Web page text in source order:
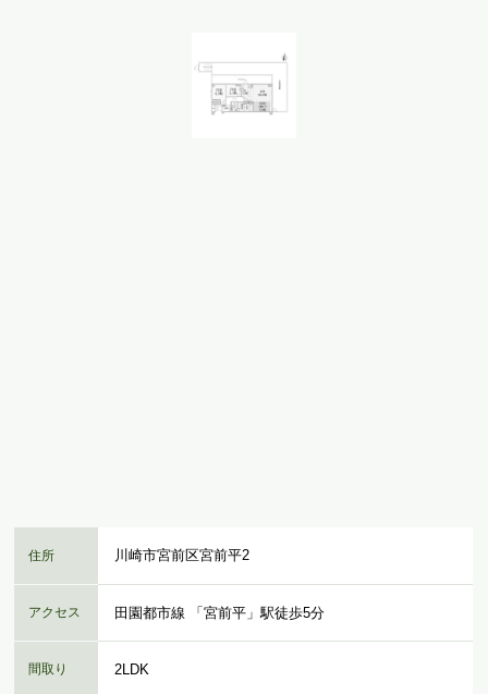
住所 川崎市宮前区宮前平2
アクセス 田園都市線 「宮前平」駅徒歩5分
間取り 2LDK